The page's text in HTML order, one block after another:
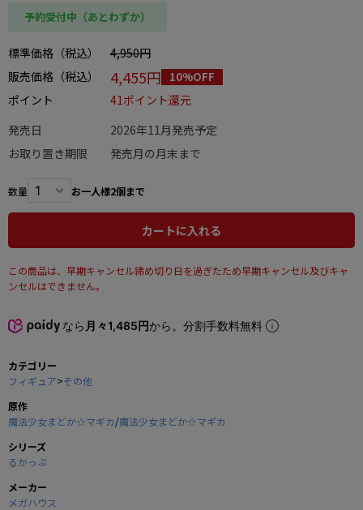
この商品をシェアする
予約受付中（あとわずか）
標準価格（税込）
4,950円
販売価格（税込）
4,455円 10%OFF
ポイント
41ポイント還元
発売日
2026年11月発売予定
お取り置き期限
発売月の月末まで
数量 お一人様2個まで
カートに入れる
この商品は、早期キャンセル締め切り日を過ぎたため早期キャンセル及びキャ
ンセルはできません。
なら 月々1,485円から。分割手数料無料
カテゴリー
フィギュア>その他
原作
魔法少女まどか☆マギカ/魔法少女まどか☆マギカ
シリーズ
るかっぷ
メーカー
メガハウス